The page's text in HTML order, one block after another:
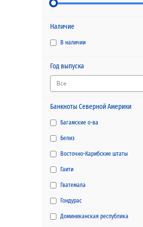
Наличие
В наличии
Год выпуска
Все
Банкноты Северной Америки
Багамские о-ва
Белиз
Восточно-Карибские штаты
Гаити
Гватемала
Гондурас
Доминиканская республика